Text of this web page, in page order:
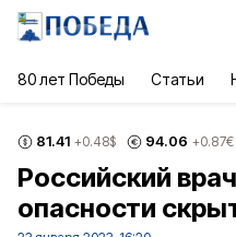
80 лет Победы Статьи
81.41 +0.48$ 94.06 +0.87€
Российский
опасности